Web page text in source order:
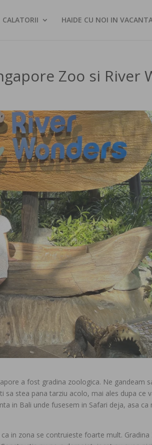
CALATORII HAIDE CU NOI IN
Zoo si River
a fost gradina zoologica. Ne gandeam
sa stea pana tarziu acolo, mai ales dupa ce
in Bali unde fusesem in Safari deja, asa
in zona se contruieste foarte mult.